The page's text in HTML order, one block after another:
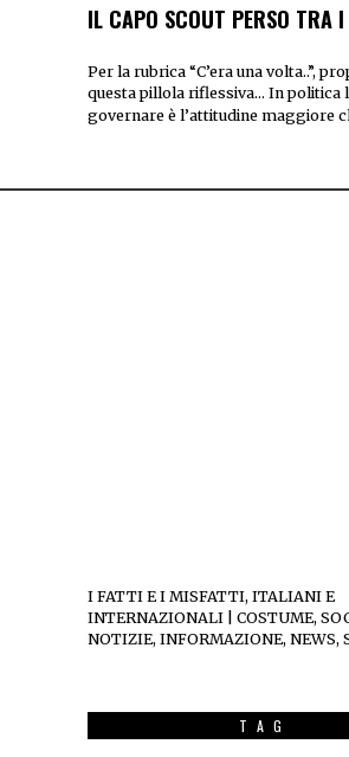
IL CAPO SCOUT PERSO TRA
Per la rubrica “C’era una volta..”,
questa pillola riflessiva… In politica
governare è l’attitudine maggiore
I FATTI E I MISFATTI, ITALIANI E
INTERNAZIONALI | COSTUME,
NOTIZIE, INFORMAZIONE, NEWS,
TAG